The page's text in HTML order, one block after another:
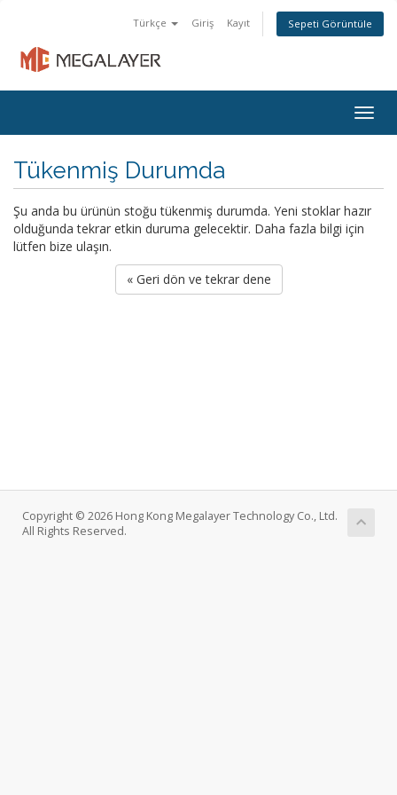
Türkçe Giriş Kayıt Sepeti Görüntüle
Tükenmiş Durumda
Şu anda bu ürünün stoğu tükenmiş durumda. Yeni stoklar hazır
olduğunda tekrar etkin duruma gelecektir. Daha fazla bilgi için
lütfen bize ulaşın.
« Geri dön ve tekrar dene
Copyright © 2026 Hong Kong Megalayer Technology Co., Ltd.
All Rights Reserved.